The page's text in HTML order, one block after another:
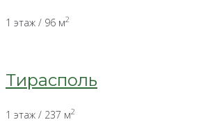
1 этаж / 96 м2
Тирасполь
1 этаж / 237 м2